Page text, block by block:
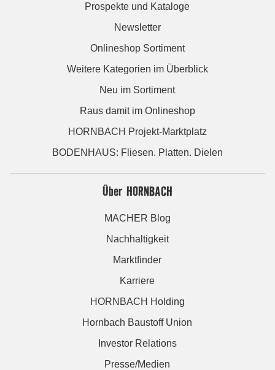
Prospekte und Kataloge
Newsletter
Onlineshop Sortiment
Weitere Kategorien im Überblick
Neu im Sortiment
Raus damit im Onlineshop
HORNBACH Projekt-Marktplatz
BODENHAUS: Fliesen. Platten. Dielen
Über HORNBACH
MACHER Blog
Nachhaltigkeit
Marktfinder
Karriere
HORNBACH Holding
Hornbach Baustoff Union
Investor Relations
Presse/Medien